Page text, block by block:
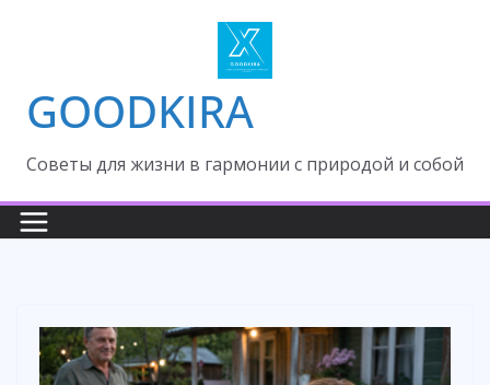
GOODKIRA
Cоветы для жизни в гармонии с природой и собой